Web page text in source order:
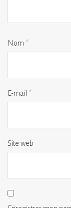
Nom *
E-mail *
Site web